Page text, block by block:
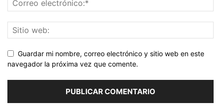
Guardar mi nombre, correo electrónico y sitio web en este
navegador la próxima vez que comente.